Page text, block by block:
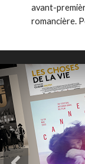
avant-
romancière.